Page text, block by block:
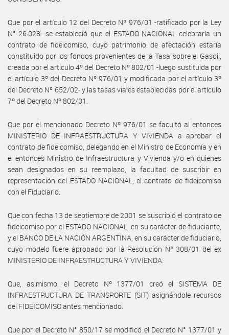
Que por el artículo 12 del Decreto Nº 976/01 -ratificado por la Ley
N° 26.028- se estableció que el ESTADO NACIONAL celebraría un
contrato de fideicomiso, cuyo patrimonio de afectación estaría
constituido por los fondos provenientes de la Tasa sobre el Gasoil,
creada por el artículo 4º del Decreto Nº 802/01 -luego sustituida por
el artículo 3º del Decreto Nº 976/01 y modificada por el artículo 3º
del Decreto Nº 652/02- y las tasas viales establecidas por el artículo
7º del Decreto Nº 802/01.
Que por el mencionado Decreto Nº 976/01 se facultó al entonces
MINISTERIO DE INFRAESTRUCTURA Y VIVIENDA a aprobar el
contrato de fideicomiso, delegando en el Ministro de Economía y en
el entonces Ministro de Infraestructura y Vivienda y/o en quienes
sean designados en su reemplazo, la facultad de suscribir en
representación del ESTADO NACIONAL, el contrato de fideicomiso
con el Fiduciario.
Que con fecha 13 de septiembre de 2001 se suscribió el contrato de
fideicomiso por el ESTADO NACIONAL, en su carácter de fiduciante,
y el BANCO DE LA NACIÓN ARGENTINA, en su carácter de fiduciario,
cuyo modelo fuere aprobado por la Resolución Nº 308/01 del ex
MINISTERIO DE INFRAESTRUCTURA Y VIVIENDA.
Que, asimismo, el Decreto Nº 1377/01 creó el SISTEMA DE
INFRAESTRUCTURA DE TRANSPORTE (SIT) asignándole recursos
del FIDEICOMISO antes mencionado.
Que por el Decreto N° 850/17 se modificó el Decreto N° 1377/01 y